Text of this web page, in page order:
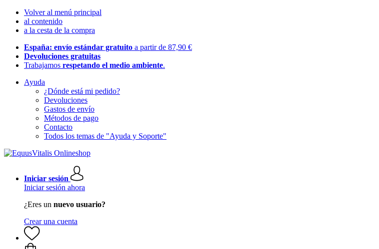
Volver al menú principal
al contenido
a la cesta de la compra
España: envío estándar gratuito a partir de 87,90 €
Devoluciones gratuitas
Trabajamos respetando el medio ambiente.
Ayuda
¿Dónde está mi pedido?
Devoluciones
Gastos de envío
Métodos de pago
Contacto
Todos los temas de "Ayuda y Soporte"
Iniciar sesión
Iniciar sesión ahora
¿Eres un nuevo usuario?
Crear una cuenta